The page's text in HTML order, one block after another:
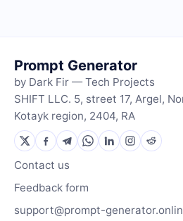
Prompt Generator
by Dark Fir — Tech Projects
SHIFT LLC. 5, street 17, Argel,
Kotayk region, 2404, RA
Contact us
Feedback form
support@prompt-